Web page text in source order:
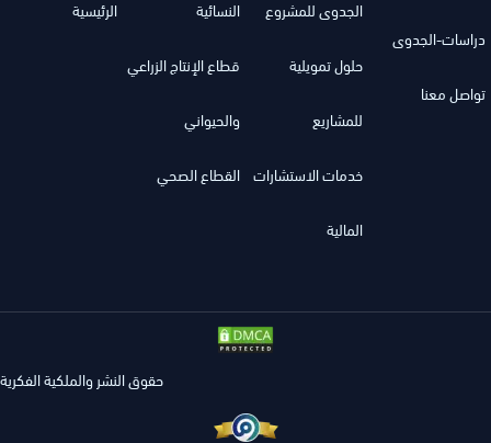
الرئيسية
النسائية
قطاع الإنتاج الزراعي
والحيواني
القطاع الصحي
الجدوى للمشروع
حلول تمويلية
للمشاريع
خدمات الاستشارات
المالية
دراسات-الجدوى
تواصل معنا
حقوق النشر والملكية الفكرية